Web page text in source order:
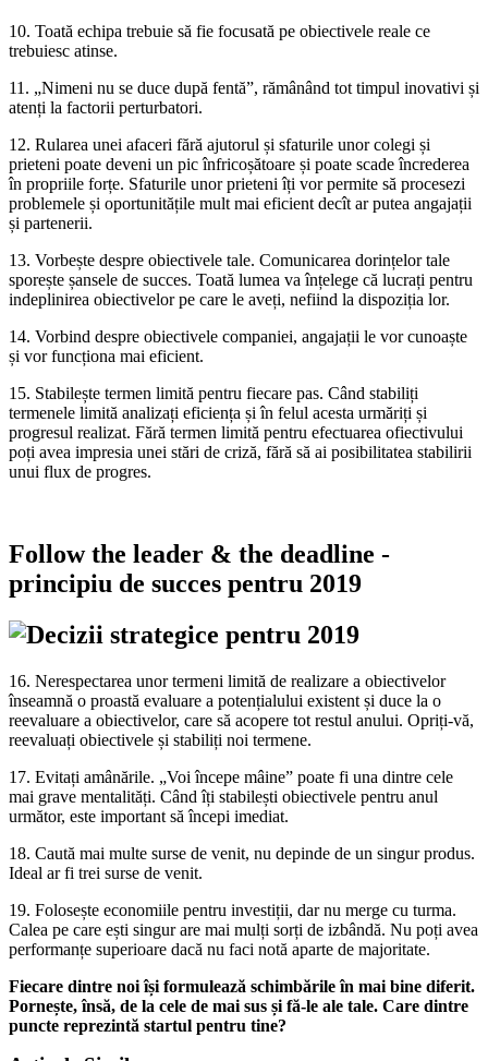
10. Toată echipa trebuie să fie focusată pe obiectivele reale ce
trebuiesc atinse.
11. „Nimeni nu se duce după fentă”, rămânând tot timpul inovativi și
atenți la factorii perturbatori.
12. Rularea unei afaceri fără ajutorul și sfaturile unor colegi și
prieteni poate deveni un pic înfricoșătoare și poate scade încrederea
în propriile forțe. Sfaturile unor prieteni îți vor permite să procesezi
problemele și oportunitățile mult mai eficient decît ar putea angajații
și partenerii.
13. Vorbește despre obiectivele tale. Comunicarea dorințelor tale
sporește șansele de succes. Toată lumea va înțelege că lucrați pentru
indeplinirea obiectivelor pe care le aveți, nefiind la dispoziția lor.
14. Vorbind despre obiectivele companiei, angajații le vor cunoaște
și vor funcționa mai eficient.
15. Stabilește termen limită pentru fiecare pas. Când stabiliți
termenele limită analizați eficiența și în felul acesta urmăriți și
progresul realizat. Fără termen limită pentru efectuarea ofiectivului
poți avea impresia unei stări de criză, fără să ai posibilitatea stabilirii
unui flux de progres.
Follow the leader & the deadline -
principiu de succes pentru 2019
16. Nerespectarea unor termeni limită de realizare a obiectivelor
înseamnă o proastă evaluare a potențialului existent și duce la o
reevaluare a obiectivelor, care să acopere tot restul anului. Opriți-vă,
reevaluați obiectivele și stabiliți noi termene.
17. Evitați amânările. „Voi începe mâine” poate fi una dintre cele
mai grave mentalități. Când îți stabilești obiectivele pentru anul
următor, este important să începi imediat.
18. Caută mai multe surse de venit, nu depinde de un singur produs.
Ideal ar fi trei surse de venit.
19. Folosește economiile pentru investiții, dar nu merge cu turma.
Calea pe care ești singur are mai mulți sorți de izbândă. Nu poți avea
performanțe superioare dacă nu faci notă aparte de majoritate.
Fiecare dintre noi își formulează schimbările în mai bine diferit.
Pornește, însă, de la cele de mai sus și fă-le ale tale. Care dintre
puncte reprezintă startul pentru tine?